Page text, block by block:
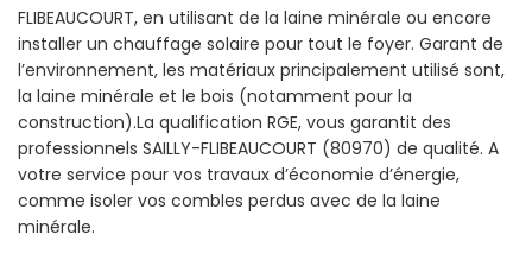
FLIBEAUCOURT, en utilisant de la laine minérale ou encore
installer un chauffage solaire pour tout le foyer. Garant de
l’environnement, les matériaux principalement utilisé sont,
la laine minérale et le bois (notamment pour la
construction).La qualification RGE, vous garantit des
professionnels SAILLY-FLIBEAUCOURT (80970) de qualité. A
votre service pour vos travaux d’économie d’énergie,
comme isoler vos combles perdus avec de la laine
minérale.